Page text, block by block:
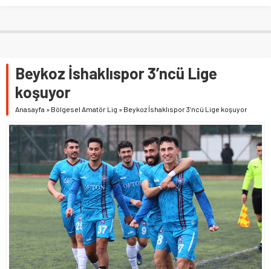
Beykoz İshaklıspor 3’ncü Lige
koşuyor
Anasayfa » Bölgesel Amatör Lig » Beykoz İshaklıspor 3’ncü Lige koşuyor